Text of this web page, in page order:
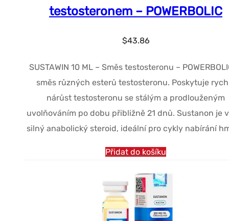
testosteronem – POWERBOLIC
$43.86
SUSTAWIN 10 ML – Směs testosteronu –
směs různých esterů testosteronu. Poskytuje
nárůst testosteronu se stálým a prodlouženým
uvolňováním po dobu přibližně 21 dnů. Sustanon je
silný anabolický steroid, ideální pro cykly nabírání
Přidat do košíku